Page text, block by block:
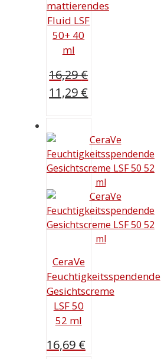
mattierendes
Fluid LSF
50+ 40
ml
16,29€
Ursprünglicher
16,29 €
11,29 €
11,29 €.
CeraVe
Feuchtigkeitsspendende
Gesichtscreme
LSF 50
52 ml
16,69 €